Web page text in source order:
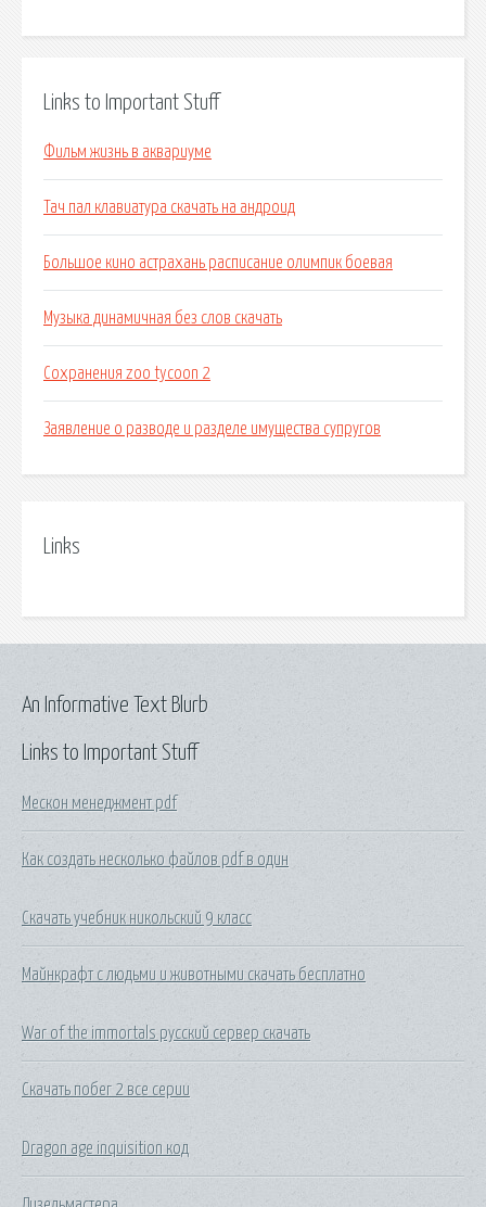
Links to Important Stuff
Фильм жизнь в аквариуме
Тач пал клавиатура скачать на андроид
Большое кино астрахань расписание олимпик боевая
Музыка динамичная без слов скачать
Сохранения zoo tycoon 2
Заявление о разводе и разделе имущества супругов
Links
Links to Important Stuff
Мескон менеджмент pdf
Как создать несколько файлов pdf в один
Скачать учебник никольский 9 класс
Майнкрафт с людьми и животными скачать бесплатно
War of the immortals русский сервер скачать
Скачать побег 2 все серии
Dragon age inquisition код
An Informative Text Blurb